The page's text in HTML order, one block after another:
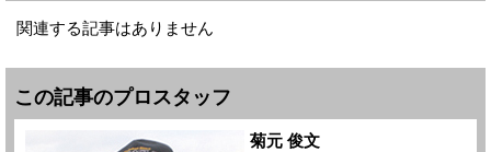
関連する記事はありません
この記事のプロスタッフ
菊元 俊文